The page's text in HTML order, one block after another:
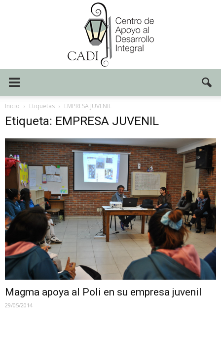
Inicio Etiquetas EMPRESA JUVENIL
Etiqueta: EMPRESA JUVENIL
Magma apoya al Poli en su empresa juvenil
29/05/2014